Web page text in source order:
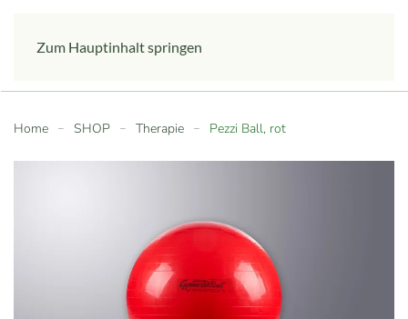
Zum Hauptinhalt springen
Home SHOP Therapie Pezzi Ball, rot